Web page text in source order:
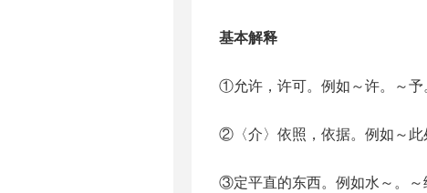
基本解释
①允许，许可。例如～许。～予
②〈介〉依照，依据。例如～此
③定平直的东西。例如水～。～